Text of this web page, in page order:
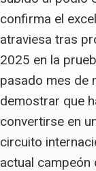
confirma el
atraviesa tras
2025 en la
pasado mes de
demostrar que
convertirse en
circuito
actual campeón